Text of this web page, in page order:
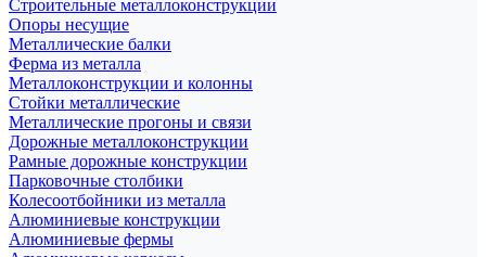
Строительные металлоконструкции
Опоры несущие
Металлические балки
Ферма из металла
Металлоконструкции и колонны
Стойки металлические
Металлические прогоны и связи
Дорожные металлоконструкции
Рамные дорожные конструкции
Парковочные столбики
Колесоотбойники из металла
Алюминиевые конструкции
Алюминиевые фермы